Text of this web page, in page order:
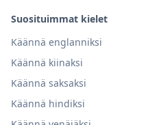
Suosituimmat kielet
Käännä englanniksi
Käännä kiinaksi
Käännä saksaksi
Käännä hindiksi